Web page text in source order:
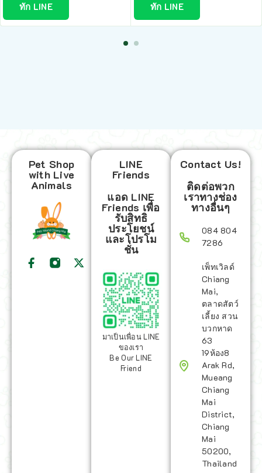
ทัก LINE ทัก LINE
Pet Shop
with Live
Animals
LINE
Friends
แอด LINE
Friends เพื่อ
รับสิทธิ
ประโยชน์
และโปรโม
ชั่น
มาเป็นเพื่อน LINE
ของเรา
Be Our LINE
Friend
Contact Us!
ติดต่อพวก
เราทางช่อง
ทางอื่นๆ
084 804
7286
เพ็ทเวิลด์
Chiang
Mai,
ตลาดสัตว์
เลี้ยง สวน
บวกหาด
63
19ห้อง8
Arak Rd,
Mueang
Chiang
Mai
District,
Chiang
Mai
50200,
Thailand